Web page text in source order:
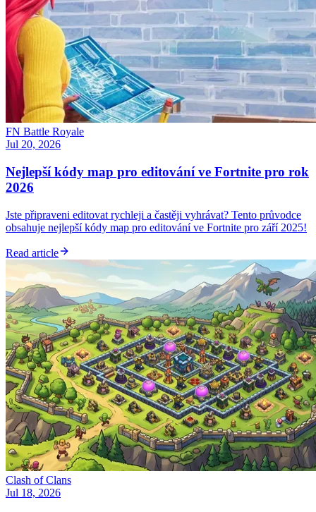
FN Battle Royale
Jul 20, 2026
Nejlepší kódy map pro editování ve Fortnite pro rok
2026
Jste připraveni editovat rychleji a častěji vyhrávat? Tento průvodce
obsahuje nejlepší kódy map pro editování ve Fortnite pro září 2025!
Read article
Clash of Clans
Jul 18, 2026